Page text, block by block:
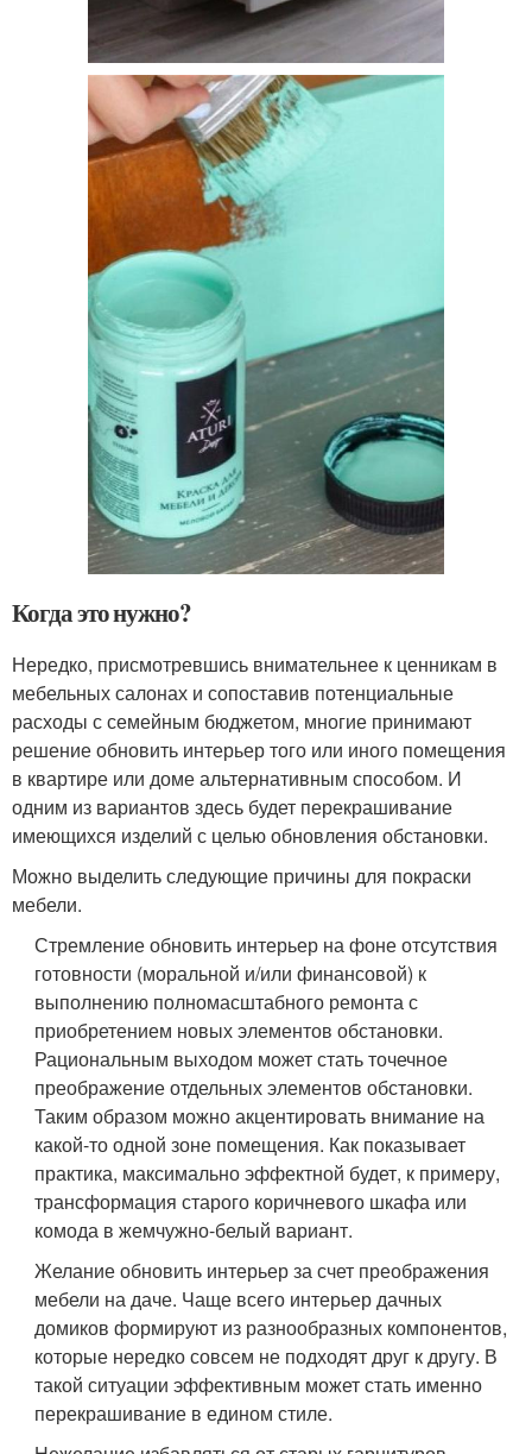
Когда это нужно?
Нередко, присмотревшись внимательнее к ценникам в
мебельных салонах и сопоставив потенциальные
расходы с семейным бюджетом, многие принимают
решение обновить интерьер того или иного помещения
в квартире или доме альтернативным способом. И
одним из вариантов здесь будет перекрашивание
имеющихся изделий с целью обновления обстановки.
Можно выделить следующие причины для покраски
мебели.
Стремление обновить интерьер на фоне отсутствия
готовности (моральной и/или финансовой) к
выполнению полномасштабного ремонта с
приобретением новых элементов обстановки.
Рациональным выходом может стать точечное
преображение отдельных элементов обстановки.
Таким образом можно акцентировать внимание на
какой-то одной зоне помещения. Как показывает
практика, максимально эффектной будет, к примеру,
трансформация старого коричневого шкафа или
комода в жемчужно-белый вариант.
Желание обновить интерьер за счет преображения
мебели на даче. Чаще всего интерьер дачных
домиков формируют из разнообразных компонентов,
которые нередко совсем не подходят друг к другу. В
такой ситуации эффективным может стать именно
перекрашивание в едином стиле.